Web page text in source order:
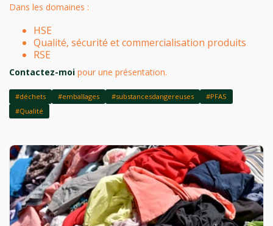
Dans les domaines :
HSE
Qualité, sécurité et commercialisation produits
RSE
Contactez-moi pour une présentation.
#déchets #emballages #substancesdangereuses
#PFAS
#Qualité